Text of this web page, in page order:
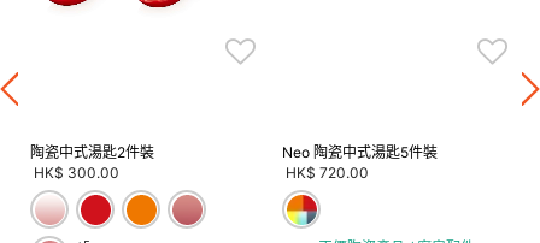
陶瓷中式湯匙2件裝
HK$ 300.00
Neo 陶瓷中式湯匙5件裝
HK$ 720.00